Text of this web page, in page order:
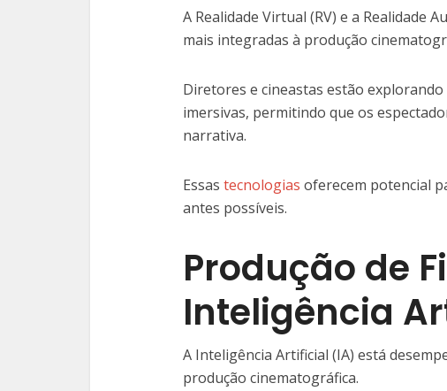
A Realidade Virtual (RV) e a Realidade
mais integradas à produção
Diretores e cineastas estão
imersivas, permitindo que os
narrativa.
Essas tecnologias oferecem potencial
antes possíveis.
Produção de
Inteligência
A Inteligência Artificial (IA) está
produção cinematográfica.